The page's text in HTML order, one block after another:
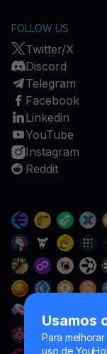
Usamos
Para
uso de
FOLLOW US
Twitter/X
Discord
Telegram
Facebook
Linkedin
YouTube
Instagram
Reddit